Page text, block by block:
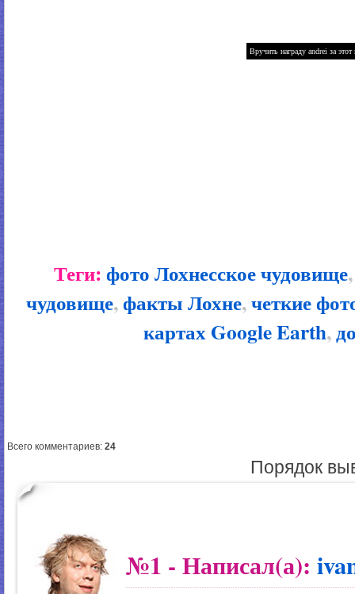
Теги: фото Лохнесское чудовище
чудовище,факты Лохне,четкие
картах Google Earth,
Всего комментариев: 24
Порядок
№1 - Написал(а):